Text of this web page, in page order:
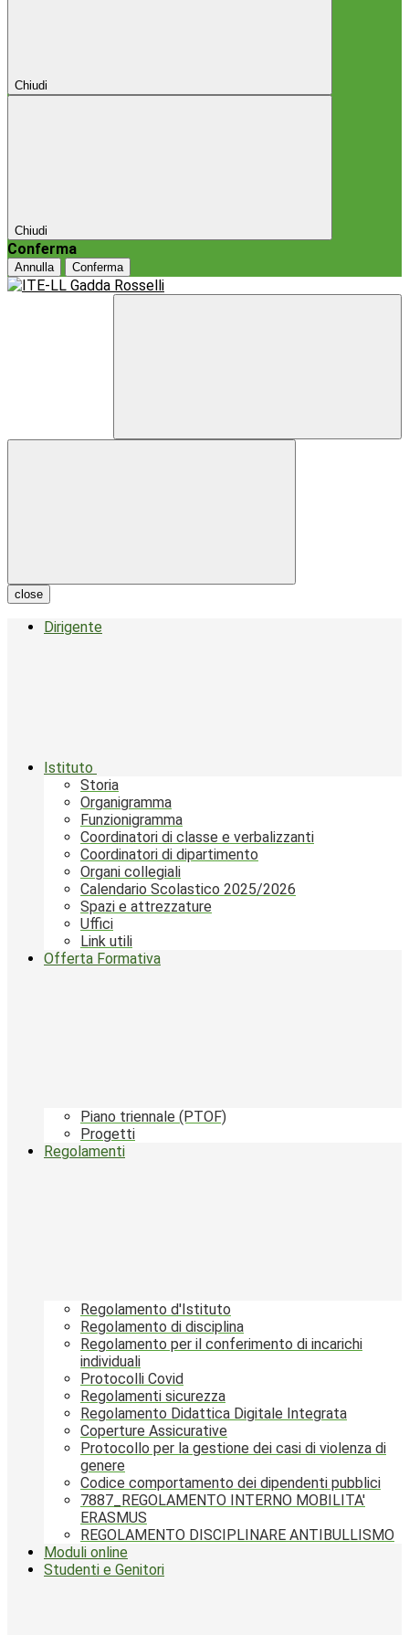
Chiudi
Chiudi
Conferma
Annulla Conferma
close
Dirigente
Istituto
Storia
Organigramma
Funzionigramma
Coordinatori di classe e verbalizzanti
Coordinatori di dipartimento
Organi collegiali
Calendario Scolastico 2025/2026
Spazi e attrezzature
Uffici
Link utili
Offerta Formativa
Piano triennale (PTOF)
Progetti
Regolamenti
Regolamento d'Istituto
Regolamento di disciplina
Regolamento per il conferimento di incarichi
individuali
Protocolli Covid
Regolamenti sicurezza
Regolamento Didattica Digitale Integrata
Coperture Assicurative
Protocollo per la gestione dei casi di violenza di
genere
Codice comportamento dei dipendenti pubblici
7887_REGOLAMENTO INTERNO MOBILITA'
ERASMUS
REGOLAMENTO DISCIPLINARE ANTIBULLISMO
Moduli online
Studenti e Genitori